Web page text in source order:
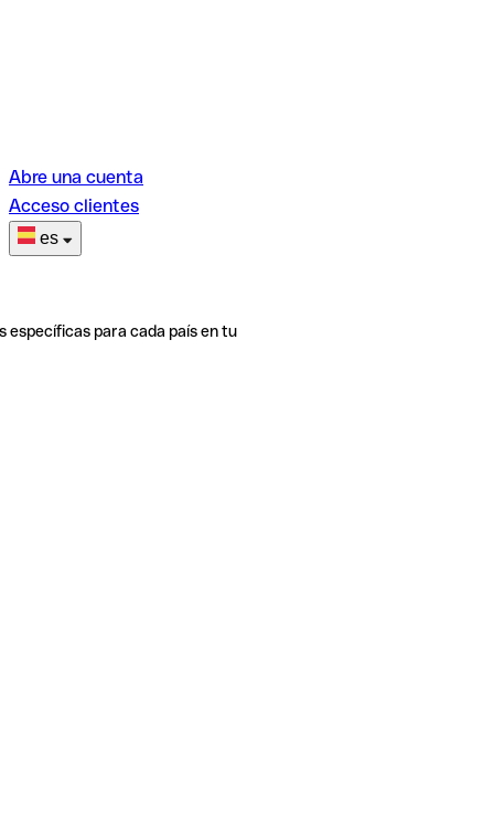
Abre una cuenta
Acceso clientes
es
específicas para cada país en tu